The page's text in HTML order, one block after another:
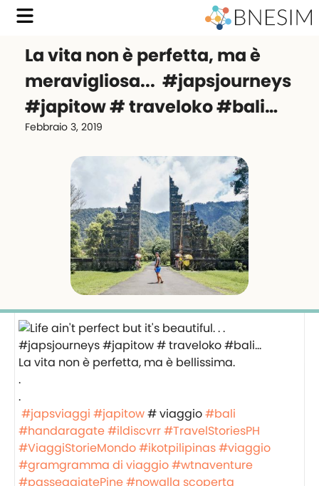
La vita non è perfetta, ma è
meravigliosa... ️️️ #japsjourneys
#japitow # traveloko #bali…
Febbraio 3, 2019
La vita non è perfetta, ma è bellissima.
.
.
#japsviaggi #japitow# viaggio#bali
#handaragate#ildiscvrr#TravelStoriesPH
#ViaggiStorieMondo#ikotpilipinas#viaggio
#gramgramma di viaggio#wtnaventure
#passeggiatePine#nowalla scoperta